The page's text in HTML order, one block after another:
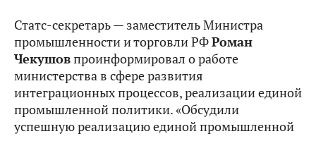
Статс-секретарь — заместитель Министра
промышленности и торговли РФРоман
Чекушовпроинформировал о работе
министерства в сфере развития
интеграционных процессов, реализации единой
промышленной политики. «Обсудили
успешную реализацию единой промышленной